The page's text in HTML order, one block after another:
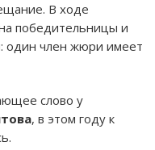
В ходе
победительницы и
один член жюри имеет
слово у
, в этом году к